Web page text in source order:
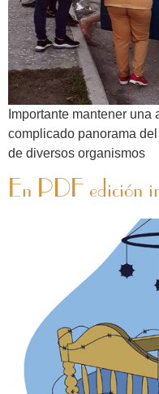
Importante mantener
complicado panorama
de diversos organismos
En PDF edición